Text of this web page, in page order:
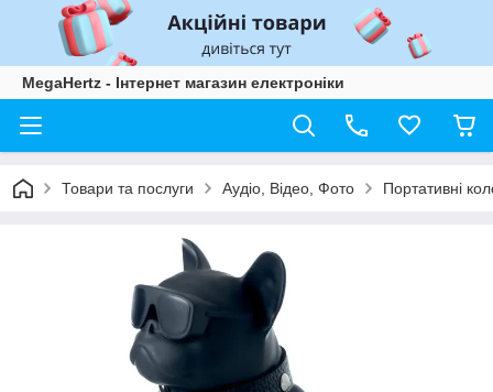
MegaHertz - Інтернет магазин електроніки
Товари та послуги Аудіо, Відео, Фото Портативні